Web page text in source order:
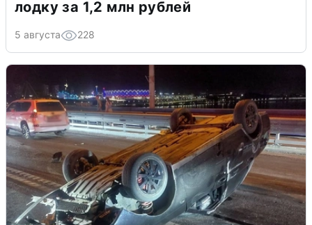
лодку за 1,2 млн рублей
5 августа 228